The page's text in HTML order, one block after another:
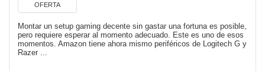
OFERTA
Montar un setup gaming decente sin gastar una fortuna es posible,
pero requiere esperar al momento adecuado. Este es uno de esos
momentos. Amazon tiene ahora mismo periféricos de Logitech G y
Razer ...